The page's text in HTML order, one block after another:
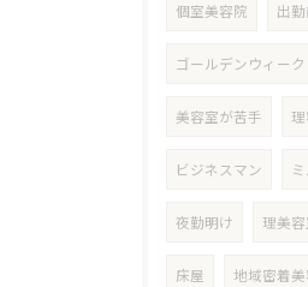
個室美容院 出
ゴールデンウィーク
美容室が苦手
ビジネスマン
夜勤明け 理美
床屋 地域密着